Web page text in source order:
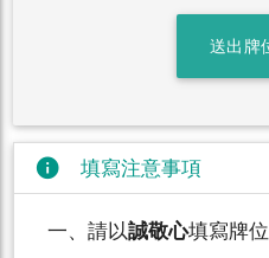
送出牌
info 填寫注意事項
一、請以誠敬心填寫牌